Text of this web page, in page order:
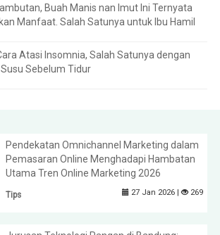
Buah Manis nan Imut Ini Ternyata
Manfaat. Salah Satunya untuk Ibu Hamil
Atasi Insomnia, Salah Satunya dengan
Sebelum Tidur
Pendekatan Omnichannel Marketing dalam
Pemasaran Online Menghadapi Hambatan
Utama Tren Online Marketing 2026
Tips 27 Jan 2026 | 269